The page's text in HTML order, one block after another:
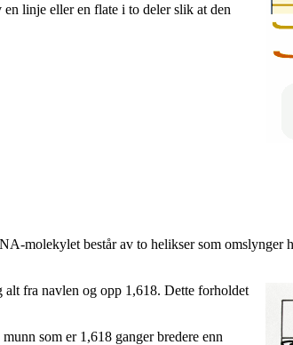
linje eller en flate i to deler slik at den
molekylet består av to helikser som omslynger
fra navlen og opp 1,618. Dette forholdet
som er 1,618 ganger bredere enn